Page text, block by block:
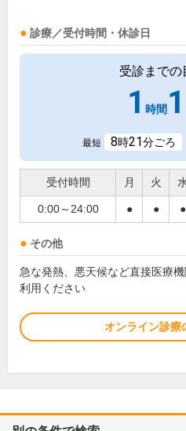
診療／受付時間・休診日
受診までの
1 時間
最短 8時21分ごろ
受付時間 月 火
0:00～24:00 ● ● ●
その他
急な発熱、悪天候など直接医療
利用ください
オンライン診療